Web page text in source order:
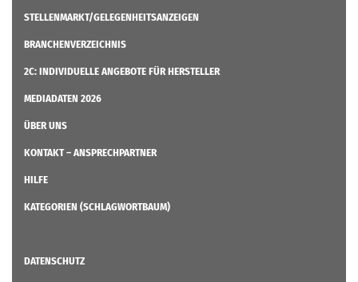
STELLENMARKT/GELEGENHEITSANZEIGEN
BRANCHENVERZEICHNIS
2C: INDIVIDUELLE ANGEBOTE FÜR HERSTELLER
MEDIADATEN 2026
ÜBER UNS
KONTAKT – ANSPRECHPARTNER
HILFE
KATEGORIEN (SCHLAGWORTBAUM)
DATENSCHUTZ